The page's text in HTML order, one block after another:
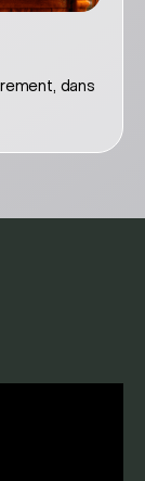
dans